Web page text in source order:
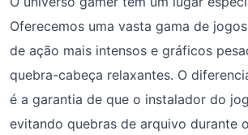
Oferecemos uma vasta gama de
de ação mais intensos e gráficos
quebra-cabeça relaxantes. O
é a garantia de que o instalador do
evitando quebras de arquivo durante